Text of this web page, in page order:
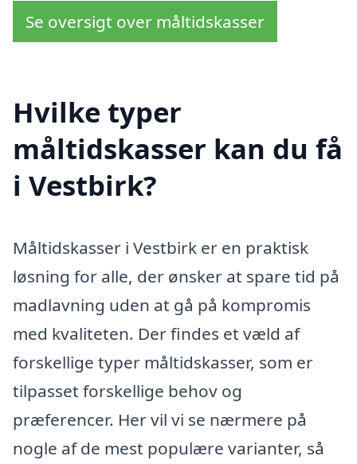
Se oversigt over måltidskasser
Hvilke typer
måltidskasser kan du få
i Vestbirk?
Måltidskasser i Vestbirk er en praktisk
løsning for alle, der ønsker at spare tid på
madlavning uden at gå på kompromis
med kvaliteten. Der findes et væld af
forskellige typer måltidskasser, som er
tilpasset forskellige behov og
præferencer. Her vil vi se nærmere på
nogle af de mest populære varianter, så